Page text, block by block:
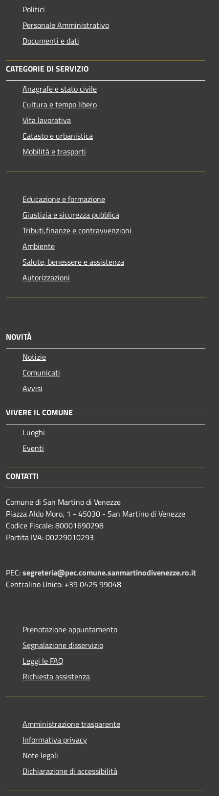
Politici
Personale Amministrativo
Documenti e dati
CATEGORIE DI SERVIZIO
Anagrafe e stato civile
Cultura e tempo libero
Vita lavorativa
Catasto e urbanistica
Mobilità e trasporti
Educazione e formazione
Giustizia e sicurezza pubblica
Tributi,finanze e contravvenzioni
Ambiente
Salute, benessere e assistenza
Autorizzazioni
NOVITÀ
Notizie
Comunicati
Avvisi
VIVERE IL COMUNE
Luoghi
Eventi
CONTATTI
Comune di San Martino di Venezze
Piazza Aldo Moro, 1 - 45030 - San Martino di Venezze
Codice Fiscale: 80001690298
Partita IVA: 00229010293
PEC:segreteria@pec.comune.sanmartinodivenezze.ro.it
Centralino Unico: +39 0425 99048
Prenotazione appuntamento
Segnalazione disservizio
Leggi le FAQ
Richiesta assistenza
Amministrazione trasparente
Informativa privacy
Note legali
Dichiarazione di accessibilità